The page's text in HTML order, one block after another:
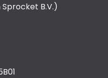
B.V.)